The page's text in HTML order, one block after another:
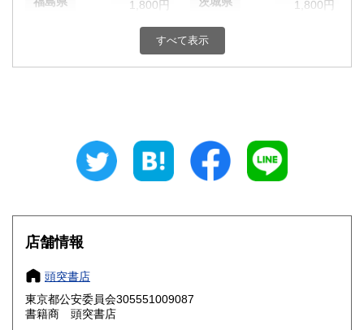
1,800円 1,800円
1,800円 群馬県
埼玉県 千葉県
1,800円 富山県
1,800円 福井県
1,800円 1,800円
岐阜県
愛知県
滋賀県
すべて表示
店舗情報
頭突書店
東京都公安委員会305551009087
書籍商 頭突書店